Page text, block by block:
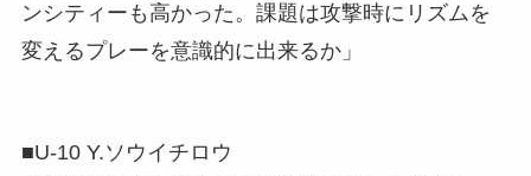
ンシティーも高かった。課題は攻撃時にリズムを
変えるプレーを意識的に出来るか」
■U-10 Y.ソウイチロウ